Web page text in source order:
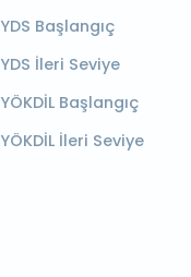
YDS Başlangıç
YDS İleri Seviye
YÖKDİL Başlangıç
YÖKDİL İleri Seviye